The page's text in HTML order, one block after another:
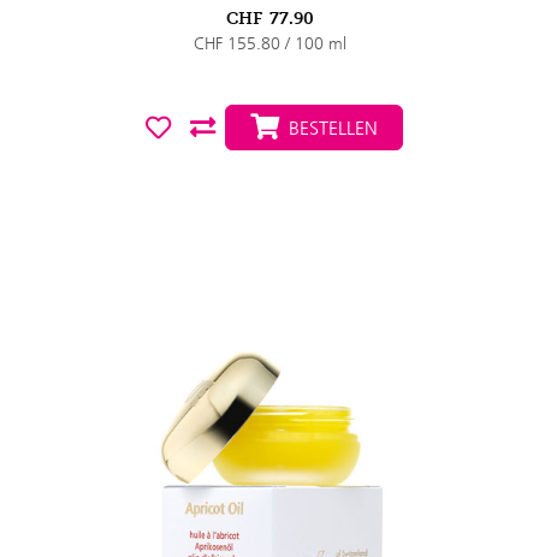
CHF 77.90
CHF 155.80 / 100 ml
BESTELLEN